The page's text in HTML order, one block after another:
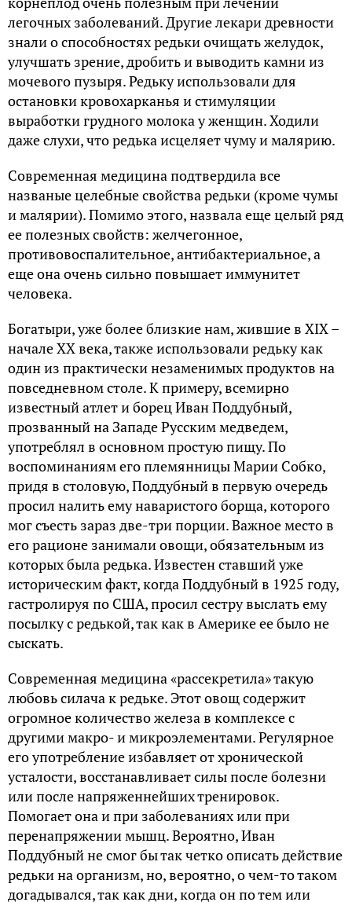
легочных заболеваний. Другие лекари древности
знали о способностях редьки очищать желудок,
улучшать зрение, дробить и выводить камни из
мочевого пузыря. Редьку использовали для
остановки кровохарканья и стимуляции
выработки грудного молока у женщин. Ходили
даже слухи, что редька исцеляет чуму и малярию.
Современная медицина подтвердила все
названые целебные свойства редьки (кроме чумы
и малярии). Помимо этого, назвала еще целый ряд
ее полезных свойств: желчегонное,
противовоспалительное, антибактериальное, а
еще она очень сильно повышает иммунитет
человека.
Богатыри, уже более близкие нам, жившие в ХIX –
начале XX века, также использовали редьку как
один из практически незаменимых продуктов на
повседневном столе. К примеру, всемирно
известный атлет и борец Иван Поддубный,
прозванный на Западе Русским медведем,
употреблял в основном простую пищу. По
воспоминаниям его племянницы Марии Собко,
придя в столовую, Поддубный в первую очередь
просил налить ему наваристого борща, которого
мог съесть зараз две-три порции. Важное место в
его рационе занимали овощи, обязательным из
которых была редька. Известен ставший уже
историческим факт, когда Поддубный в 1925 году,
гастролируя по США, просил сестру выслать ему
посылку с редькой, так как в Америке ее было не
сыскать.
Современная медицина «рассекретила» такую
любовь силача к редьке. Этот овощ содержит
огромное количество железа в комплексе с
другими макро- и микроэлементами. Регулярное
его употребление избавляет от хронической
усталости, восстанавливает силы после болезни
или после напряженнейших тренировок.
Помогает она и при заболеваниях или при
перенапряжении мышц. Вероятно, Иван
Поддубный не смог бы так четко описать действие
редьки на организм, но, вероятно, о чем-то таком
догадывался, так как дни, когда он по тем или